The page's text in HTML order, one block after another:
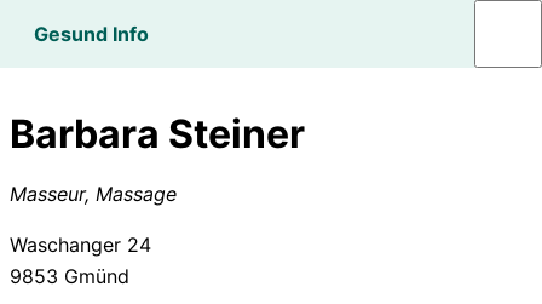
Gesund Info
Barbara Steiner
Masseur, Massage
Waschanger 24
9853 Gmünd